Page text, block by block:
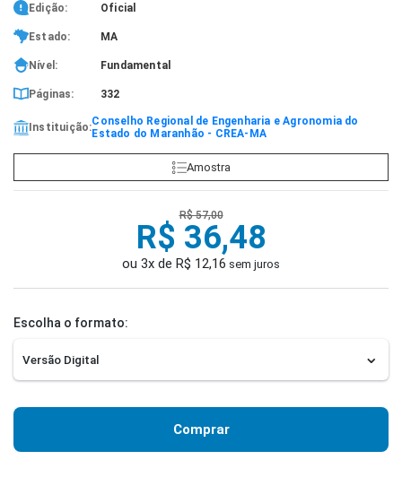
Edição: Oficial
Estado: MA
Nível: Fundamental
Páginas: 332
Instituição:Conselho Regional de Engenharia e Agronomia do
Estado do Maranhão - CREA-MA
Amostra
R$ 57,00
R$ 36,48
ou 3x de R$ 12,16 sem juros
Escolha o formato:
Comprar